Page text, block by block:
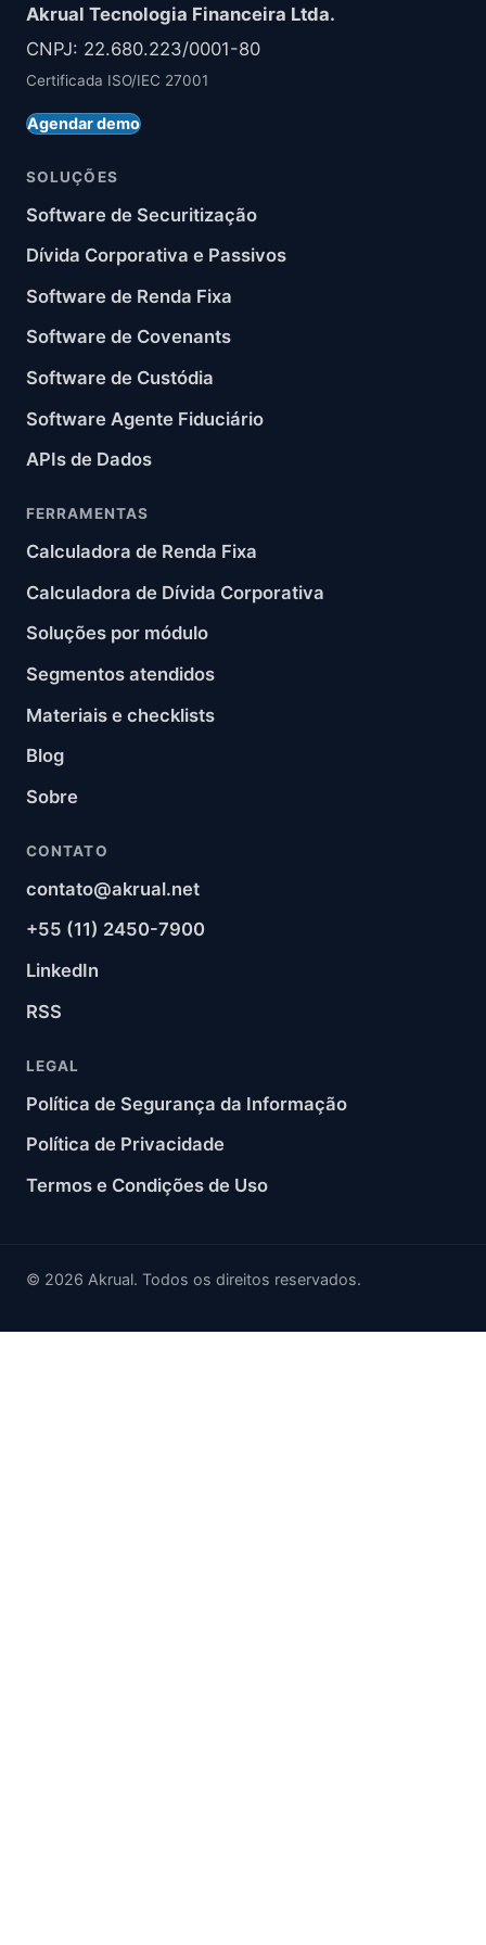
Akrual Tecnologia Financeira Ltda.
CNPJ: 22.680.223/0001-80
Certificada ISO/IEC 27001
Agendar demo
SOLUÇÕES
Software de Securitização
Dívida Corporativa e Passivos
Software de Renda Fixa
Software de Covenants
Software de Custódia
Software Agente Fiduciário
APIs de Dados
FERRAMENTAS
Calculadora de Renda Fixa
Calculadora de Dívida Corporativa
Soluções por módulo
Segmentos atendidos
Materiais e checklists
Blog
Sobre
CONTATO
contato@akrual.net
+55 (11) 2450-7900
LinkedIn
RSS
LEGAL
Política de Segurança da Informação
Política de Privacidade
Termos e Condições de Uso
© 2026 Akrual. Todos os direitos reservados.